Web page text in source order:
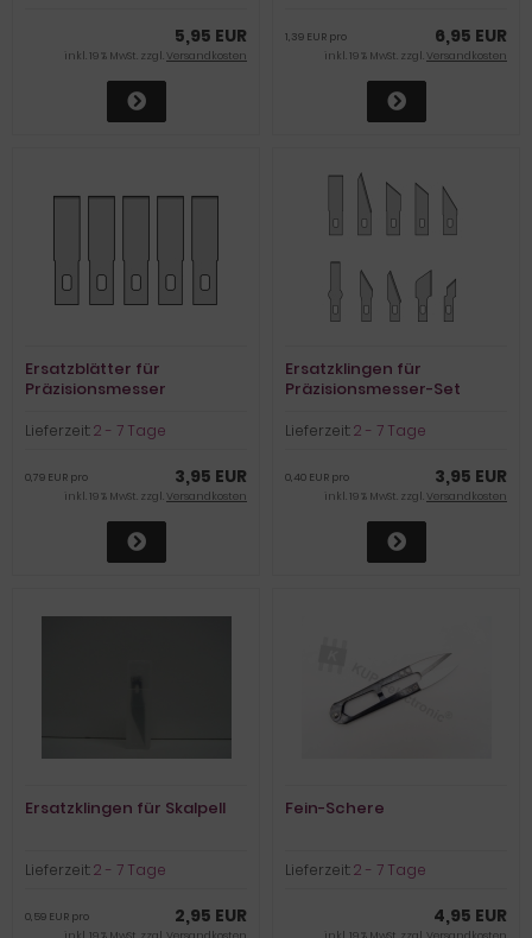
5,95 EUR
inkl. 19 % MwSt. zzgl.Versandkosten
6,95 EUR
1,39 EUR pro
inkl. 19 % MwSt. zzgl.Versandkosten
Ersatzblätter für
Präzisionsmesser
Lieferzeit:2 - 7 Tage
3,95 EUR
0,79 EUR pro
inkl. 19 % MwSt. zzgl.Versandkosten
Ersatzklingen für
Präzisionsmesser-Set
Lieferzeit:2 - 7 Tage
3,95 EUR
0,40 EUR pro
inkl. 19 % MwSt. zzgl.Versandkosten
Ersatzklingen für Skalpell
Lieferzeit:2 - 7 Tage
2,95 EUR
0,59 EUR pro
Fein-Schere
Lieferzeit:2 - 7 Tage
4,95 EUR